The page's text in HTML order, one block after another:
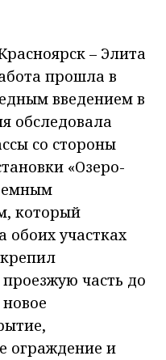
– Элита
прошла в
введением в
обследовала
со стороны
«Озеро-
который
обоих участках
часть до
ограждение и